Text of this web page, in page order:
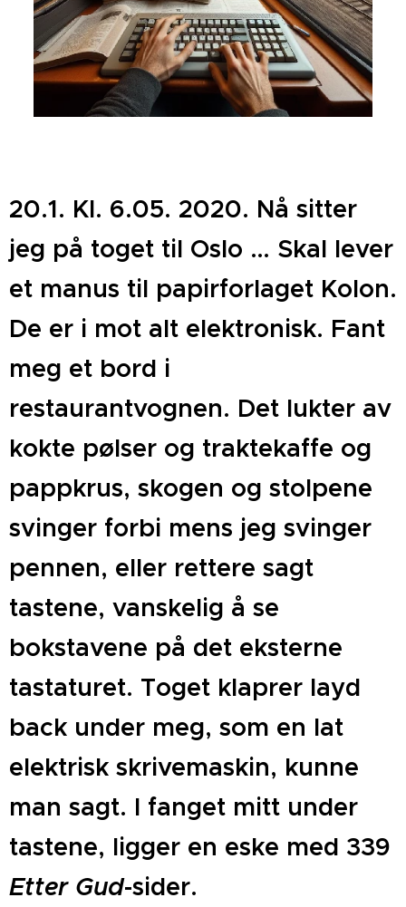
20.1. Kl. 6.05. 2020. Nå sitter
jeg på toget til Oslo … Skal lever
et manus til papirforlaget Kolon.
De er i mot alt elektronisk. Fant
meg et bord i
restaurantvognen. Det lukter av
kokte pølser og traktekaffe og
pappkrus, skogen og stolpene
svinger forbi mens jeg svinger
pennen, eller rettere sagt
tastene, vanskelig å se
bokstavene på det eksterne
tastaturet. Toget klaprer layd
back under meg, som en lat
elektrisk skrivemaskin, kunne
man sagt. I fanget mitt under
tastene, ligger en eske med 339
Etter Gud-sider.